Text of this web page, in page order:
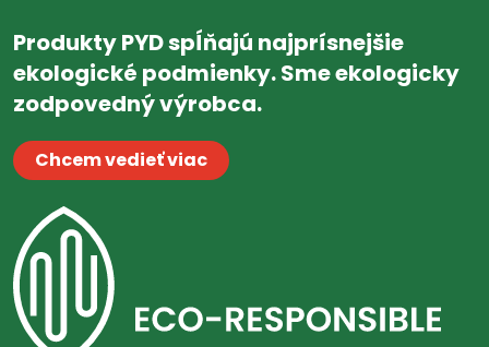
Produkty PYD spĺňajú najprísnejšie
ekologické podmienky. Sme ekologicky
zodpovedný výrobca.
Chcem vedieť viac